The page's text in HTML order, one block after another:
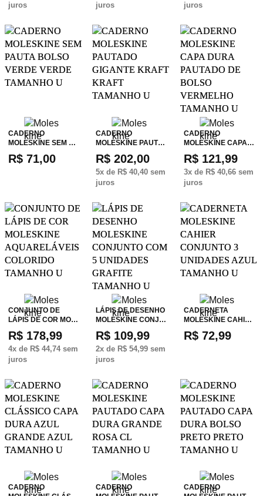
juros
juros
juros
CADERNO
MOLESKINE SEM …
R$ 71,00
CADERNO
MOLESKINE PAUT…
R$ 202,00
5x de R$ 40,40 sem
juros
CADERNO
MOLESKINE CAPA…
R$ 121,99
3x de R$ 40,66sem
juros
CONJUNTO DE
LÁPIS DE COR MO…
R$ 178,99
4x de R$ 44,74 sem
juros
LÁPIS DE DESENHO
MOLESKINE CONJ…
R$ 109,99
2x de R$ 54,99 sem
juros
CADERNETA
MOLESKINE CAHI…
R$ 72,99
CADERNO
CADERNO
CADERNO